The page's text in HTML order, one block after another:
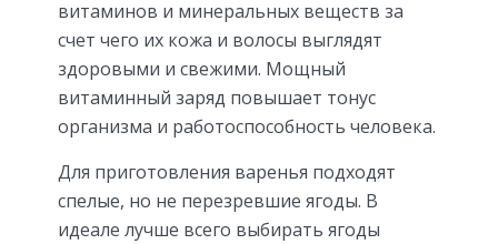
витаминов и минеральных веществ за
счет чего их кожа и волосы выглядят
здоровыми и свежими. Мощный
витаминный заряд повышает тонус
организма и работоспособность человека.
Для приготовления варенья подходят
спелые, но не перезревшие ягоды. В
идеале лучше всего выбирать ягоды